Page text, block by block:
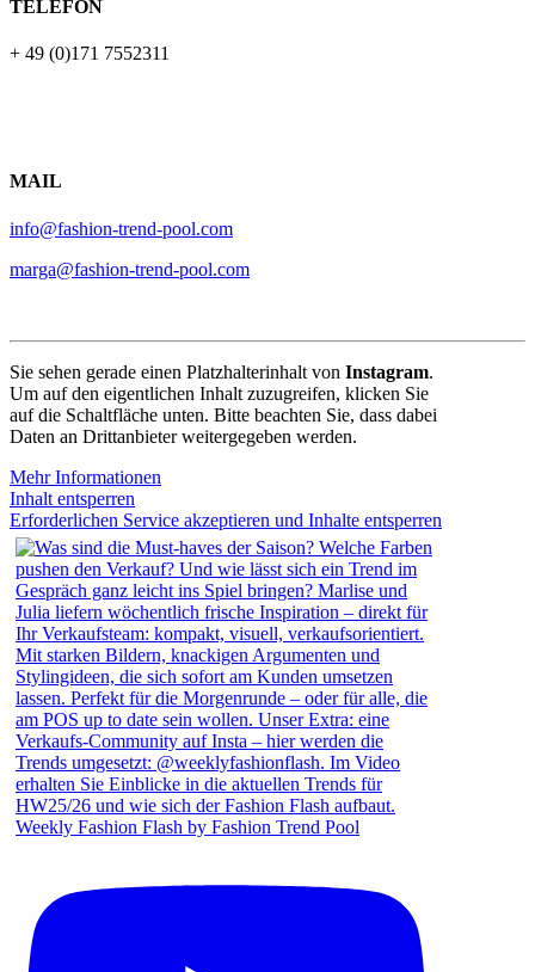
TELEFON
+ 49 (0)171 7552311
MAIL
info@fashion-trend-pool.com
marga@fashion-trend-pool.com
Sie sehen gerade einen Platzhalterinhalt von Instagram.
Um auf den eigentlichen Inhalt zuzugreifen, klicken Sie
auf die Schaltfläche unten. Bitte beachten Sie, dass dabei
Daten an Drittanbieter weitergegeben werden.
Mehr Informationen
Inhalt entsperren
Erforderlichen Service akzeptieren und Inhalte entsperren
Weekly Fashion Flash by Fashion Trend Pool